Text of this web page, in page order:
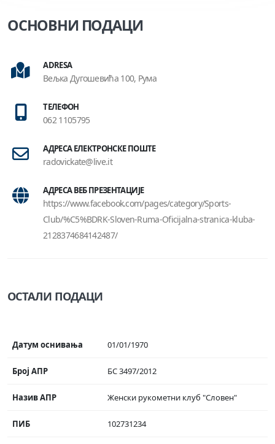
ОСНОВНИ ПОДАЦИ
ADRESA
Вељка Дугошевића 100, Рума
ТЕЛЕФОН
062 1105795
АДРЕСА ЕЛЕКТРОНСКЕ ПОШТЕ
radovickate@live.it
АДРЕСА ВЕБ ПРЕЗЕНТАЦИЈЕ
https://www.facebook.com/pages/category/Sports-
Club/%C5%BDRK-Sloven-Ruma-Oficijalna-stranica-kluba-
2128374684142487/
ОСТАЛИ ПОДАЦИ
Датум оснивања 01/01/1970
Број АПР БС 3497/2012
Назив АПР Женски рукометни клуб "Словен"
ПИБ 102731234